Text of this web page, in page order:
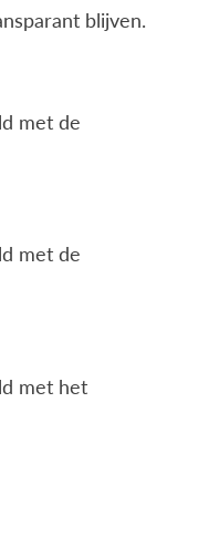
blijven.
met de
met de
met het